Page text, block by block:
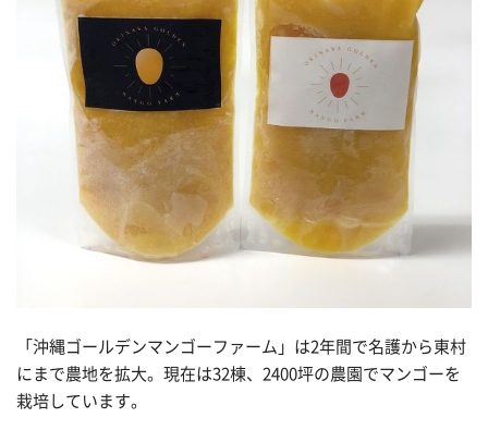
「沖縄ゴールデンマンゴーファーム」は2年間で名護から東村
にまで農地を拡大。現在は32棟、2400坪の農園でマンゴーを
栽培しています。